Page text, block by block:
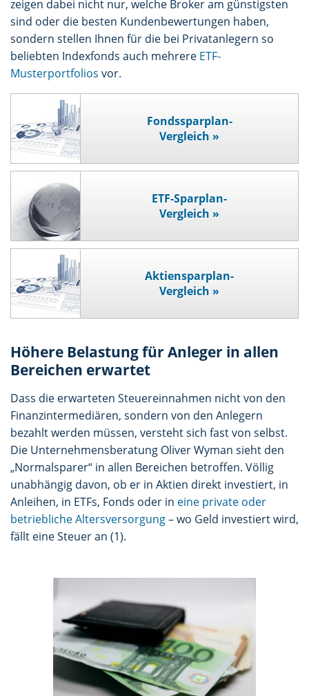
zeigen dabei nicht nur, welche Broker am günstigsten
sind oder die besten Kundenbewertungen haben,
sondern stellen Ihnen für die bei Privatanlegern so
beliebten Indexfonds auch mehrere ETF-
Musterportfolios vor.
Fondssparplan-
Vergleich »
ETF-Sparplan-
Vergleich »
Aktiensparplan-
Vergleich »
Höhere Belastung für Anleger in allen
Bereichen erwartet
Dass die erwarteten Steuereinnahmen nicht von den
Finanzintermediären, sondern von den Anlegern
bezahlt werden müssen, versteht sich fast von selbst.
Die Unternehmensberatung Oliver Wyman sieht den
„Normalsparer“ in allen Bereichen betroffen. Völlig
unabhängig davon, ob er in Aktien direkt investiert, in
Anleihen, in ETFs, Fonds oder in eine private oder
betriebliche Altersversorgung– wo Geld investiert wird,
fällt eine Steuer an (1).